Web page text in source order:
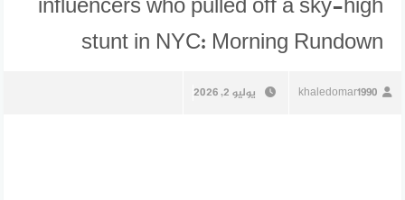
influencers who pulled off a sky-high
stunt in NYC: Morning Rundown
khaledomar1990 يوليو 2, 2026